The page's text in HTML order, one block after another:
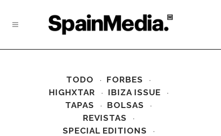
TODO
FORBES
HIGHXTAR
IBIZA ISSUE
TAPAS
BOLSAS
REVISTAS
SPECIAL EDITIONS